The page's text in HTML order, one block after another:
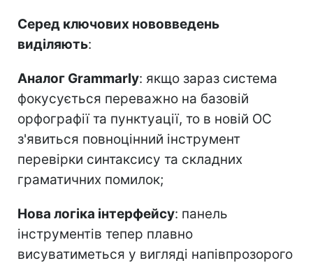
Серед ключових нововведень
виділяють:
Аналог Grammarly: якщо зараз система
фокусується переважно на базовій
орфографії та пунктуації, то в новій ОС
з'явиться повноцінний інструмент
перевірки синтаксису та складних
граматичних помилок;
Нова логіка інтерфейсу: панель
інструментів тепер плавно
висуватиметься у вигляді напівпрозорого